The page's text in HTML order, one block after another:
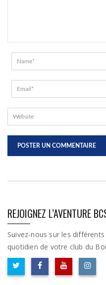
REJOIGNEZ L’AVENTURE
Suivez-nous sur les
quotidien de votre club du